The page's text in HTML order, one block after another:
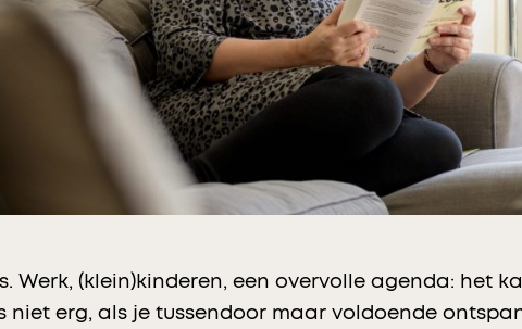
Werk, (klein)kinderen, een overvolle agenda: het
niet erg, als je tussendoor maar voldoende